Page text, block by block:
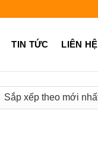
TIN TỨC LIÊN HỆ